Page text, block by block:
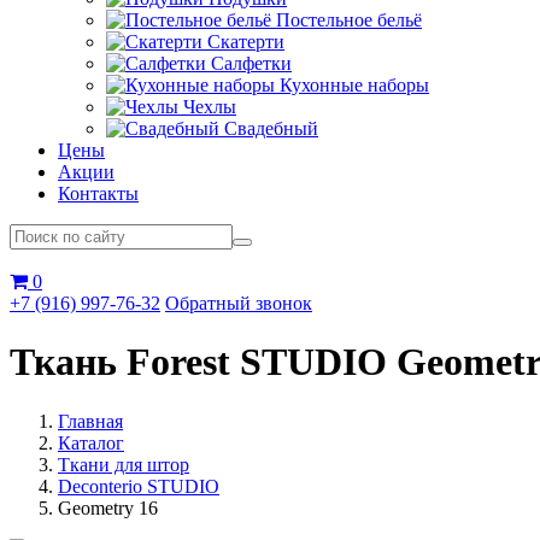
Постельное бельё
Скатерти
Салфетки
Кухонные наборы
Чехлы
Свадебный
Цены
Акции
Контакты
0
+7 (916) 997-76-32 Обратный звонок
Ткань Forest STUDIO
Главная
Каталог
Ткани для штор
Deconterio STUDIO
Geometry 16